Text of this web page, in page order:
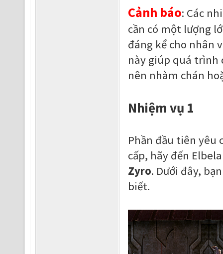
Cảnh báo: Các
cần có một lượng
đáng kể cho nhân
này giúp quá trình
nên nhàm chán
Nhiệm vụ 1
Phần đầu tiên yêu
cấp, hãy đến
Zyro. Dưới đây,
biết.